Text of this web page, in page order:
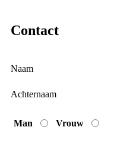
Contact
Naam
Achternaam
Man Vrouw